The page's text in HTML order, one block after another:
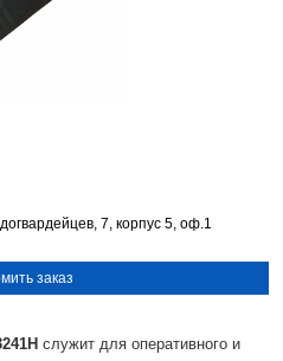
7, корпус 5, оф.1
заказ
служит для оперативного и